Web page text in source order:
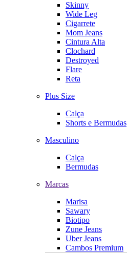
Skinny
Wide Leg
Cigarrete
Mom Jeans
Cintura Alta
Clochard
Destroyed
Flare
Reta
Plus Size
Calça
Shorts e Bermudas
Masculino
Calça
Bermudas
Marcas
Marisa
Sawary
Biotipo
Zune Jeans
Uber Jeans
Cambos Premium